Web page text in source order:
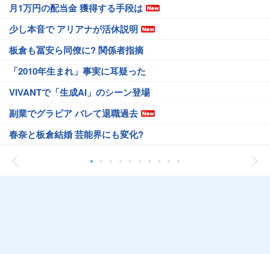
月1万円の配当金 獲得する手段は
少し本音で アリアナが活休説明
板倉も冨安ら同僚に? 関係者指摘
「2010年生まれ」事実に耳疑った
VIVANTで「生成AI」のシーン登場
副業でグラビア バレて退職過去
春奈と板倉結婚 芸能界にも変化?